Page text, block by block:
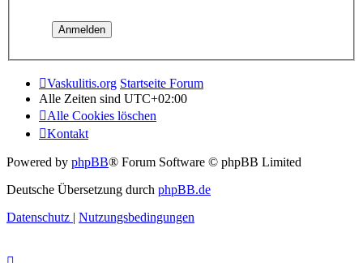
Vaskulitis.org Startseite Forum
Alle Zeiten sind UTC+02:00
Alle Cookies löschen
Kontakt
Powered by phpBB® Forum Software © phpBB Limited
Deutsche Übersetzung durch phpBB.de
Datenschutz | Nutzungsbedingungen